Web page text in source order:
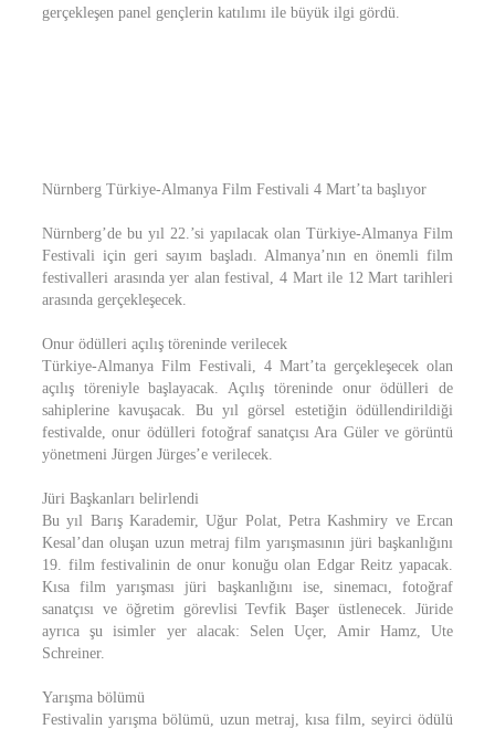
gerçekleşen panel gençlerin katılımı ile büyük ilgi gördü.
Nürnberg Türkiye-Almanya Film Festivali 4 Mart’ta başlıyor
Nürnberg’de bu yıl 22.’si yapılacak olan Türkiye-Almanya Film
Festivali için geri sayım başladı. Almanya’nın en önemli film
festivalleri arasında yer alan festival, 4 Mart ile 12 Mart tarihleri
arasında gerçekleşecek.
Onur ödülleri açılış töreninde verilecek
Türkiye-Almanya Film Festivali, 4 Mart’ta gerçekleşecek olan
açılış töreniyle başlayacak. Açılış töreninde onur ödülleri de
sahiplerine kavuşacak. Bu yıl görsel estetiğin ödüllendirildiği
festivalde, onur ödülleri fotoğraf sanatçısı Ara Güler ve görüntü
yönetmeni Jürgen Jürges’e verilecek.
Jüri Başkanları belirlendi
Bu yıl Barış Karademir, Uğur Polat, Petra Kashmiry ve Ercan
Kesal’dan oluşan uzun metraj film yarışmasının jüri başkanlığını
19. film festivalinin de onur konuğu olan Edgar Reitz yapacak.
Kısa film yarışması jüri başkanlığını ise, sinemacı, fotoğraf
sanatçısı ve öğretim görevlisi Tevfik Başer üstlenecek. Jüride
ayrıca şu isimler yer alacak: Selen Uçer, Amir Hamz, Ute
Schreiner.
Yarışma bölümü
Festivalin yarışma bölümü, uzun metraj, kısa film, seyirci ödülü